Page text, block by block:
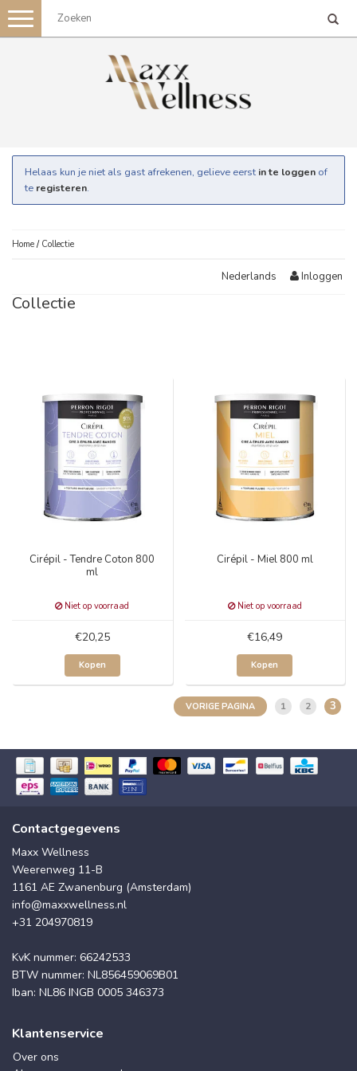
Toggle
navigation
Helaas kun je niet als gast afrekenen, gelieve eerst in te loggen of
te registeren.
Home / Collectie
Nederlands Inloggen
Collectie
Cirépil - Tendre Coton 800
ml
Niet op voorraad
€20,25
Kopen
Cirépil - Miel 800 ml
Niet op voorraad
€16,49
Kopen
VORIGE PAGINA 1 2 3
Contactgegevens
Maxx Wellness
Weerenweg 11-B
1161 AE Zwanenburg (Amsterdam)
info@maxxwellness.nl
+31 204970819
KvK nummer: 66242533
BTW nummer: NL856459069B01
Iban: NL86 INGB 0005 346373
Klantenservice
Over ons